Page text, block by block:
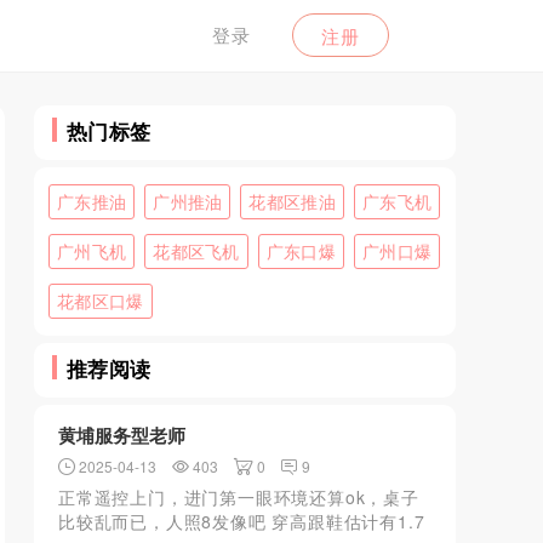
登录 注册
热门标签
广东推油 广州推油 花都区推油 广东飞机
广州飞机 花都区飞机 广东口爆 广州口爆
花都区口爆
推荐阅读
黄埔服务型老师
2025-04-13 403 0 9
正常遥控上门，进门第一眼环境还算ok，桌子
比较乱而已，人照8发像吧 穿高跟鞋估计有1.7